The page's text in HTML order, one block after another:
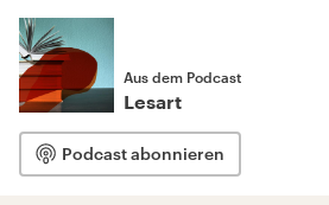
Aus dem Podcast
Lesart
Podcast abonnieren